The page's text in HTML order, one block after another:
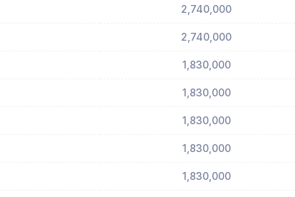
2,740,000
2,740,000
1,830,000
1,830,000
1,830,000
1,830,000
1,830,000